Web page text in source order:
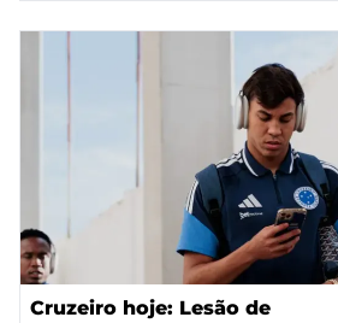
Cruzeiro hoje: Lesão de